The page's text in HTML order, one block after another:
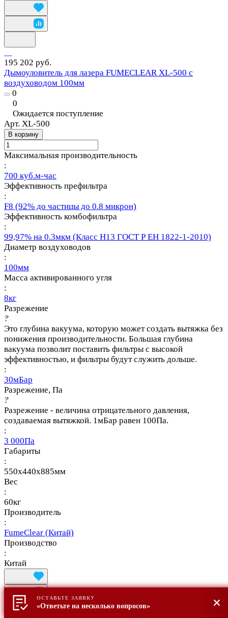
195 202 руб.
Дымоуловитель для лазера FUMECLEAR XL-500 с
воздуховодом 100мм
0
0
Ожидается поступление
Арт. XL-500
В корзину
Максимальная производительность
:
700 куб.м-час
Эффективность префильтра
:
F8 (92% до частицы до 0.8 микрон)
Эффективность комбофильтра
:
99,97% на 0.3мкм (Класс Н13 ГОСТ Р ЕН 1822-1-2010)
Диаметр воздуховодов
:
100мм
Масса активированного угля
:
8кг
Разрежение
?
Это глубина вакуума, которую может создать вытяжка без
понижения производительности. Большая глубина
вакуума позволит поставить фильтры с высокой
эффективностью, и фильтры будут служить дольше.
:
30мБар
Разрежение, Па
?
Разрежение - величина отрицательного давления,
создаваемая вытяжкой. 1мБар равен 100Па.
:
3 000Па
Габариты
:
550x440x885мм
Вес
:
60кг
Производитель
:
FumeClear (Китай)
Производство
:
Китай
ОСТАВЬТЕ ЗАЯВКУ
«Ответьте на несколько вопросов»